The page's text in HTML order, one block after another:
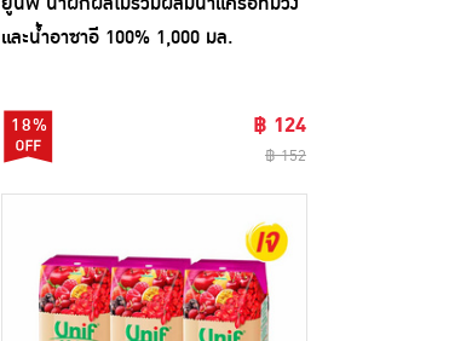
และน้ำอาซาอี 100% 1,000 มล.
18% ฿ 124
฿ 152